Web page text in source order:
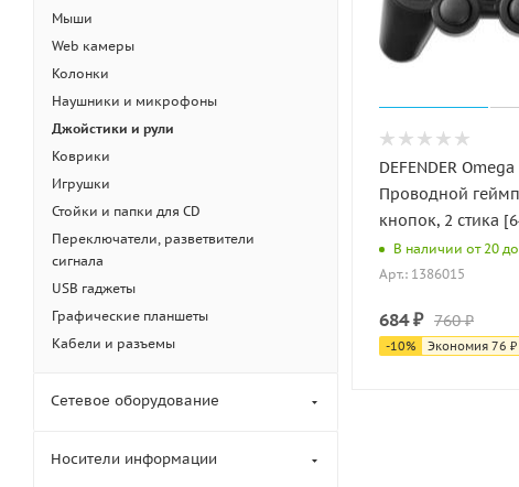
DEFENDER Omega
Проводной
кнопок, 2 стика
В наличии от 20
Арт.: 1386015
684₽ 760₽
-10% Экономия 76 ₽
Мыши
Web камеры
Колонки
Наушники и микрофоны
Джойстики и рули
Коврики
Игрушки
Стойки и папки для CD
Переключатели, разветвители
сигнала
USB гаджеты
Графические планшеты
Кабели и разъемы
Сетевое оборудование
Носители информации